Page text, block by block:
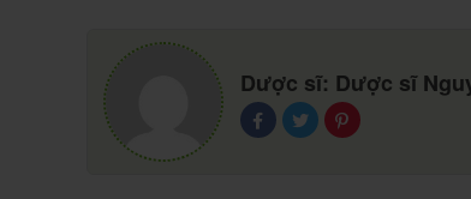
khô và cứng cũng không nên xuất
đặc biệt quan tâm tới việc đảm bảo
Dược sĩ: Dược sĩ